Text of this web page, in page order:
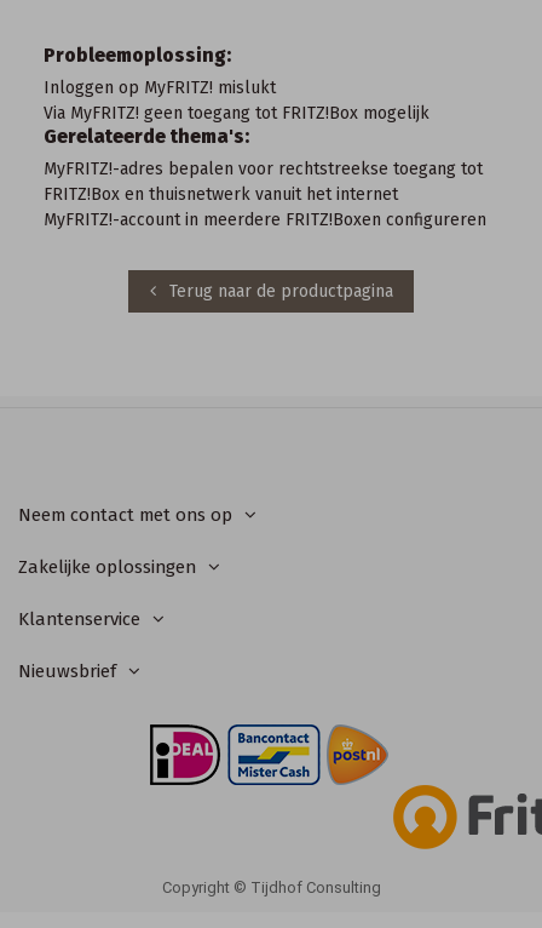
Probleemoplossing:
Inloggen op MyFRITZ! mislukt
Via MyFRITZ! geen toegang tot FRITZ!Box mogelijk
Gerelateerde thema's:
MyFRITZ!-adres bepalen voor rechtstreekse toegang tot
FRITZ!Box en thuisnetwerk vanuit het internet
MyFRITZ!-account in meerdere FRITZ!Boxen configureren
Terug naar de productpagina
Neem contact met ons op
Zakelijke oplossingen
Klantenservice
Nieuwsbrief
Copyright © Tijdhof Consulting